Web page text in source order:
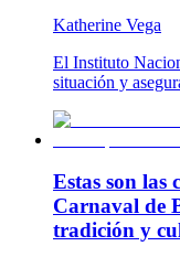
Katherine Vega
El Instituto
situación y
Estas son las
Carnaval de
tradición y